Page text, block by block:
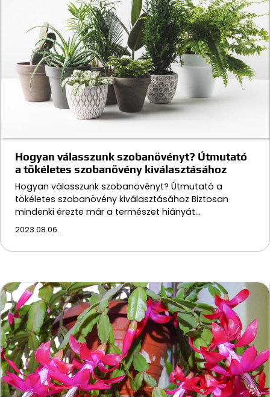
Hogyan válasszunk szobanövényt? Útmutató
a tökéletes szobanövény kiválasztásához
Hogyan válasszunk szobanövényt? Útmutató a
tökéletes szobanövény kiválasztásához Biztosan
mindenki érezte már a természet hiányát…
2023.08.06.